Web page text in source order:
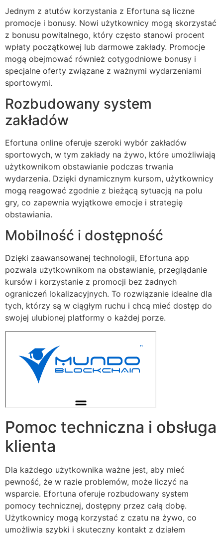
Jednym z atutów korzystania z Efortuna są liczne
promocje i bonusy. Nowi użytkownicy mogą skorzystać
z bonusu powitalnego, który często stanowi procent
wpłaty początkowej lub darmowe zakłady. Promocje
mogą obejmować również cotygodniowe bonusy i
specjalne oferty związane z ważnymi wydarzeniami
sportowymi.
Rozbudowany system
zakładów
Efortuna online oferuje szeroki wybór zakładów
sportowych, w tym zakłady na żywo, które umożliwiają
użytkownikom obstawianie podczas trwania
wydarzenia. Dzięki dynamicznym kursom, użytkownicy
mogą reagować zgodnie z bieżącą sytuacją na polu
gry, co zapewnia wyjątkowe emocje i strategię
obstawiania.
Mobilność i dostępność
Dzięki zaawansowanej technologii, Efortuna app
pozwala użytkownikom na obstawianie, przeglądanie
kursów i korzystanie z promocji bez żadnych
ograniczeń lokalizacyjnych. To rozwiązanie idealne dla
tych, którzy są w ciągłym ruchu i chcą mieć dostęp do
swojej ulubionej platformy o każdej porze.
Pomoc techniczna i obsługa
klienta
Dla każdego użytkownika ważne jest, aby mieć
pewność, że w razie problemów, może liczyć na
wsparcie. Efortuna oferuje rozbudowany system
pomocy technicznej, dostępny przez całą dobę.
Użytkownicy mogą korzystać z czatu na żywo, co
umożliwia szybki i skuteczny kontakt z działem